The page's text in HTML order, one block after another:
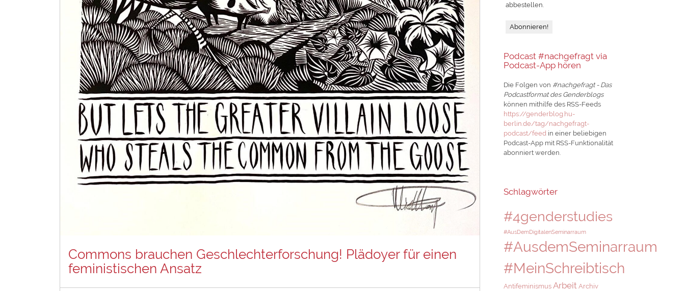
Commons brauchen Geschlechterforschung! Plädoyer für einen
feministischen Ansatz
abbestellen.
Podcast #nachgefragt via
Podcast-App hören
Die Folgen von #nachgefragt - Das
Podcastformat des Genderblogs
können mithilfe des RSS-Feeds
https://genderblog.hu-
berlin.de/tag/nachgefragt-
podcast/feed in einer beliebigen
Podcast-App mit RSS-Funktionalität
abonniert werden.
Schlagwörter
#4genderstudies
#AusDemDigitalenSeminarraum
#AusdemSeminarraum
#MeinSchreibtisch
Antifeminismus Arbeit Archiv